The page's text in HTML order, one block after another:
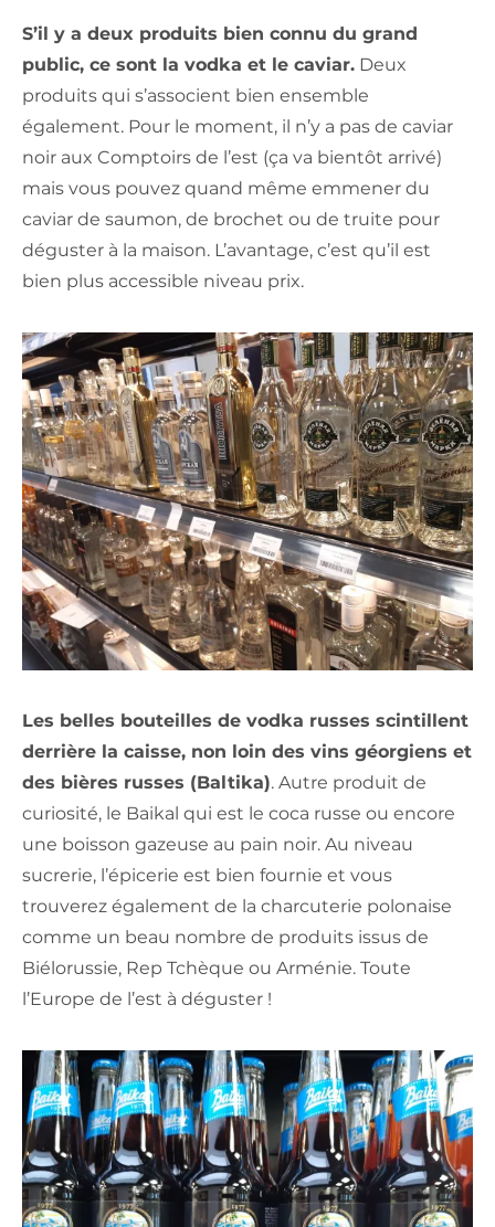
S’il y a deux produits bien connu du grand
public, ce sont la vodka et le caviar. Deux
produits qui s’associent bien ensemble
également. Pour le moment, il n’y a pas de caviar
noir aux Comptoirs de l’est (ça va bientôt arrivé)
mais vous pouvez quand même emmener du
caviar de saumon, de brochet ou de truite pour
déguster à la maison. L’avantage, c’est qu’il est
bien plus accessible niveau prix.
Les belles bouteilles de vodka russes scintillent
derrière la caisse, non loin des vins géorgiens et
des bières russes (Baltika). Autre produit de
curiosité, le Baikal qui est le coca russe ou encore
une boisson gazeuse au pain noir. Au niveau
sucrerie, l’épicerie est bien fournie et vous
trouverez également de la charcuterie polonaise
comme un beau nombre de produits issus de
Biélorussie, Rep Tchèque ou Arménie. Toute
l’Europe de l’est à déguster !